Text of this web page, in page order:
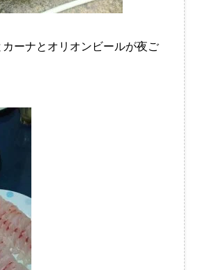
ーナとオリオンビールが夜ご